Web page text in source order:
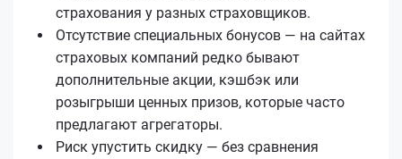
страхования у разных страховщиков.
Отсутствие специальных бонусов — на сайтах
страховых компаний редко бывают
дополнительные акции, кэшбэк или
розыгрыши ценных призов, которые часто
предлагают агрегаторы.
Риск упустить скидку — без сравнения